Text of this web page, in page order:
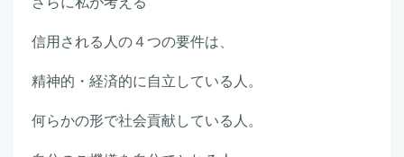
信用される人の４つの要件は、
精神的・経済的に自立している人。
何らかの形で社会貢献している人。